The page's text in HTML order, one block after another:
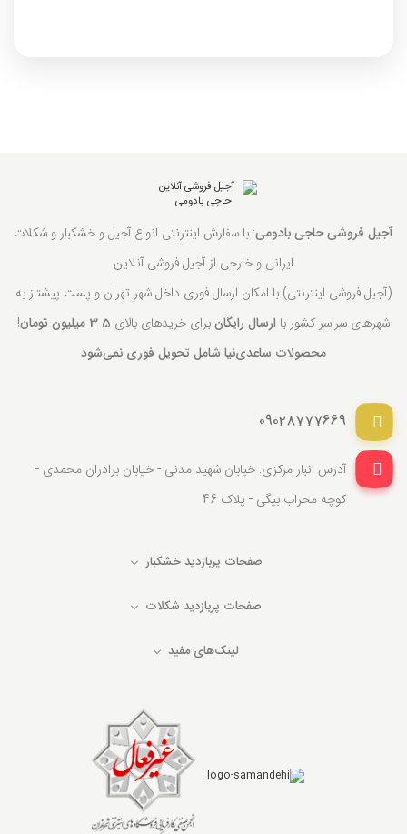
آجیل فروشی حاجی بادومی: با سفارش اینترنتی انواع آجیل و خشکبار و شکلات
ایرانی و خارجی از آجیل فروشی آنلاین
(آجیل فروشی اینترنتی) با امکان ارسال فوری داخل شهر تهران و پست پیشتاز به
شهرهای سراسر کشور با ارسال رایگانبرای خریدهای بالای 3.5 میلیون تومان
!
محصولات ساعدی‌نیا شامل تحویل فوری نمی‌شود
09028777669
آدرس انبار مرکزی: خیابان شهید مدنی - خیابان برادران محمدی -
کوچه محراب بیگی - پلاک 46
صفحات پربازدید خشکبار
صفحات پربازدید شکلات
لینک‌های مفید